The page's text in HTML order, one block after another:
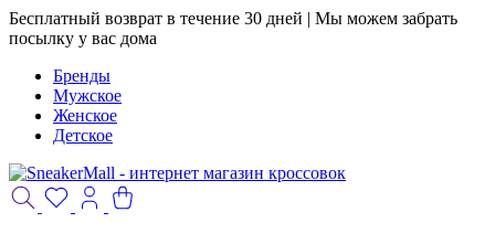
Бесплатный возврат в течение 30 дней | Мы можем забрать
посылку у вас дома
Бренды
Мужское
Женское
Детское